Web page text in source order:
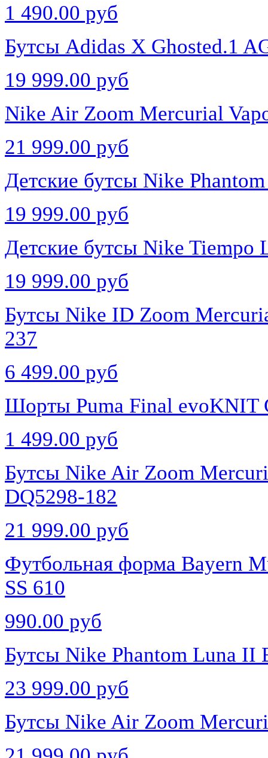
1 490.00 руб
Бутсы Adidas X Ghosted.1
19 999.00 руб
Nike Air Zoom Mercurial
21 999.00 руб
Детские бутсы Nike
19 999.00 руб
Детские бутсы Nike Tiempo
19 999.00 руб
Бутсы Nike ID Zoom
237
6 499.00 руб
Шорты Puma Final evoKNIT
1 499.00 руб
Бутсы Nike Air Zoom
DQ5298-182
21 999.00 руб
Футбольная форма Bayern
SS 610
990.00 руб
Бутсы Nike Phantom Luna II
23 999.00 руб
Бутсы Nike Air Zoom